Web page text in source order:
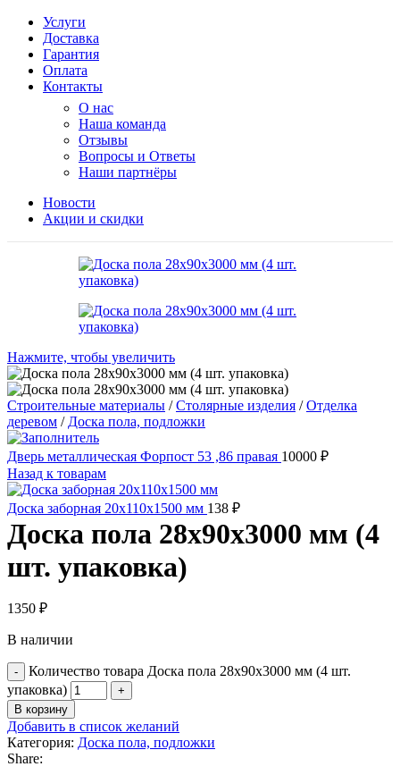
Услуги
Доставка
Гарантия
Оплата
Контакты
О нас
Наша команда
Отзывы
Вопросы и Ответы
Наши партнёры
Новости
Акции и скидки
Нажмите, чтобы увеличить
Строительные материалы /Столярные изделия /Отделка
деревом / Доска пола, подложки
Дверь металлическая Форпост 53 ,86 правая 10000 ₽
Назад к товарам
Доска заборная 20х110х1500 мм 138 ₽
Доска пола 28х90х3000 мм (4
шт. упаковка)
1350 ₽
В наличии
Количество товара Доска пола 28х90х3000 мм (4 шт.
упаковка)
В корзину
Добавить в список желаний
Категория: Доска пола, подложки
Share: